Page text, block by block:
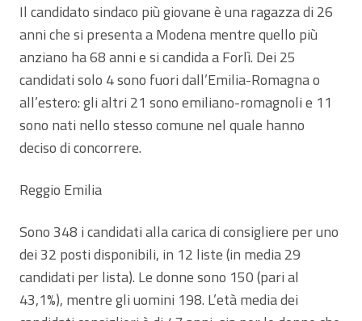
Il candidato sindaco più giovane è una ragazza di 26
anni che si presenta a Modena mentre quello più
anziano ha 68 anni e si candida a Forlì. Dei 25
candidati solo 4 sono fuori dall’Emilia-Romagna o
all’estero: gli altri 21 sono emiliano-romagnoli e 11
sono nati nello stesso comune nel quale hanno
deciso di concorrere.
Reggio Emilia
Sono 348 i candidati alla carica di consigliere per uno
dei 32 posti disponibili, in 12 liste (in media 29
candidati per lista). Le donne sono 150 (pari al
43,1%), mentre gli uomini 198. L’età media dei